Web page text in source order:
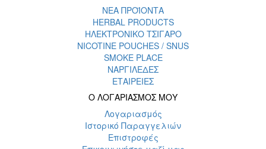
ΝΕΑ ΠΡΟΪΟΝΤΑ
HERBAL PRODUCTS
ΗΛΕΚΤΡΟΝΙΚΟ ΤΣΙΓΑΡΟ
NICOTINE POUCHES / SNUS
SMOKE PLACE
ΝΑΡΓΙΛΕΔΕΣ
ΕΤΑΙΡΕΙΕΣ
Ο ΛΟΓΑΡΙΑΣΜΟΣ ΜΟΥ
Λογαριασμός
Ιστορικό Παραγγελιών
Επιστροφές